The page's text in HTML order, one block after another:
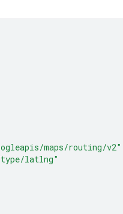
maps/routing/v2"
type/latlng"